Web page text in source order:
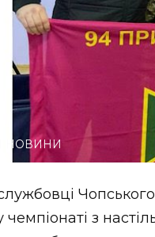
НОВИНИ
з